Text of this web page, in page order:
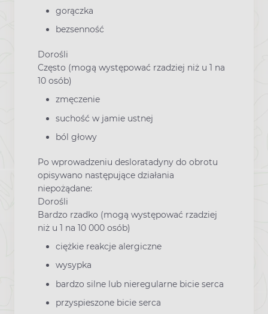
gorączka
bezsenność
Dorośli
Często (mogą występować rzadziej niż u 1 na
10 osób)
zmęczenie
suchość w jamie ustnej
ból głowy
Po wprowadzeniu desloratadyny do obrotu
opisywano następujące działania
niepożądane:
Dorośli
Bardzo rzadko (mogą występować rzadziej
niż u 1 na 10 000 osób)
ciężkie reakcje alergiczne
wysypka
bardzo silne lub nieregularne bicie serca
przyspieszone bicie serca